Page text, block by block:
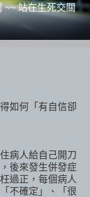
~~ 站在生死交關
如何「有自信卻
病人給自己開刀
後來發生併發症
過正，每個病人
不確定」、「很